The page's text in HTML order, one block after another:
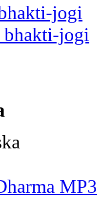
jogi
bhakti-jogi
MP3